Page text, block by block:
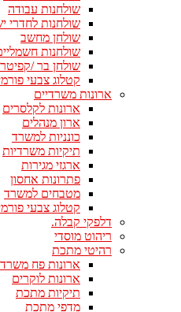
שולחנות עבודה
שולחנות לחדרי
שולחן מחשב
שולחנות
שולחן בר /
קטלוג צבעי
ארונות משרדיים
ארונות לקלסרים
ארון מנהלים
כונניות למשרד
תיקיות משרדיות
ארגזי מגירות
פתרונות אחסון
מטבחים למשרד
קטלוג צבעי
דלפקי קבלה.
ריהוט מוסדי
רהיטי מתכת
ארונות פח
ארונות לוקרים
תיקיות מתכת
מדפי מתכת